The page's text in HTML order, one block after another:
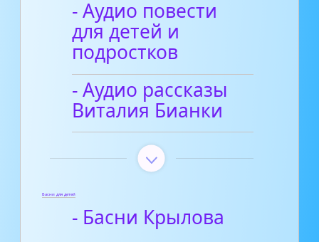
- Аудио повести
для детей и
подростков
- Аудио рассказы
Виталия Бианки
Басни для детей
- Басни Крылова